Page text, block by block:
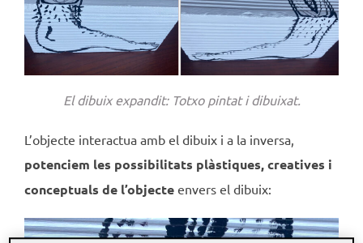
El dibuix expandit: Totxo pintat i dibuixat.
L’objecte interactua amb el dibuix i a la inversa,
potenciem les possibilitats plàstiques, creatives i
conceptuals de l’objecte envers el dibuix: